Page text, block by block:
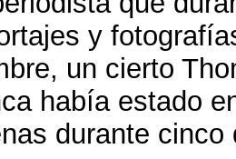
y
un cierto
había estado
durante